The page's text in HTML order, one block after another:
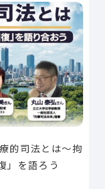
的司法とは～拘
」を語ろう